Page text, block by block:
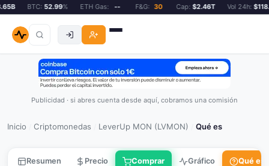
BTC:52.99% ETH Gas: -- F&G: 30 Cap:$2.46T Vol 24h:
Publicidad · si abres cuenta desde aquí, cobramos una comisión
Inicio Criptomonedas LeverUp MON (LVMON) Qué es
Resumen Precio Comprar Gráfico Qué es